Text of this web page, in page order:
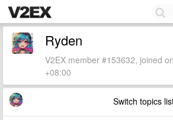
Ryden
V2EX member #153632, joined
+08:00
Switch topics